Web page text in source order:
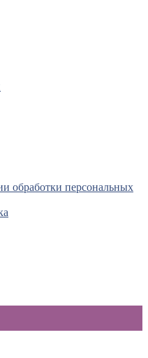
обработки персональных